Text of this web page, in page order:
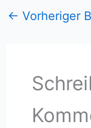
← Vorheriger